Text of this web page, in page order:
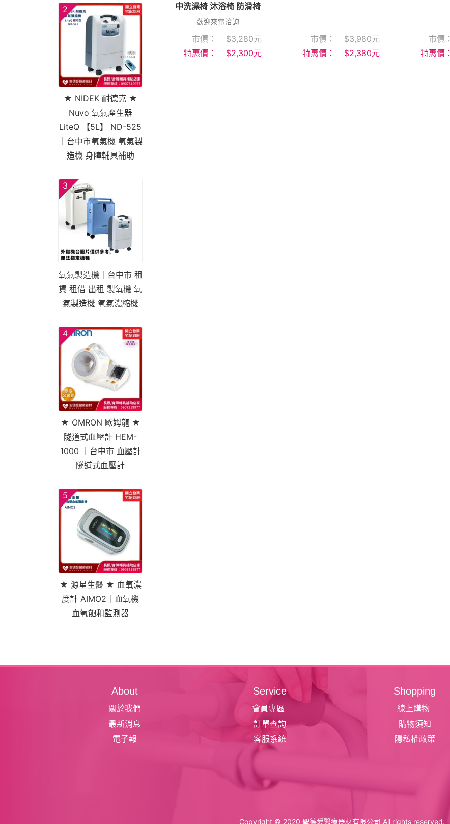
2
★ NIDEK 耐德克 ★
Nuvo 氧氣產生器
LiteQ 【5L】 ND-525
｜台中市氧氣機 氧氣製
造機 身障輔具補助
3
氧氣製造機｜台中市 租
賃 租借 出租 製氧機 氧
氣製造機 氧氣濃縮機
4
★ OMRON 歐姆龍 ★
隧道式血壓計 HEM-
1000 ｜台中市 血壓計
隧道式血壓計
5
★ 源星生醫 ★ 血氧濃
度計 AIMO2｜血氧機
血氧飽和監測器
中洗澡椅 沐浴椅 防滑椅
歡迎來電洽詢
市價： $3,280元
特惠價：
$2,300元
市價： $3,980元
特惠價：
$2,380元
市價：
特惠價：
About
關於我們
最新消息
電子報
Service
會員專區
訂單查詢
客服系統
Shopping
線上購物
購物須知
隱私權政策
Copyright © 2020 聖德愛醫療器材有限公司 All rights reserved.